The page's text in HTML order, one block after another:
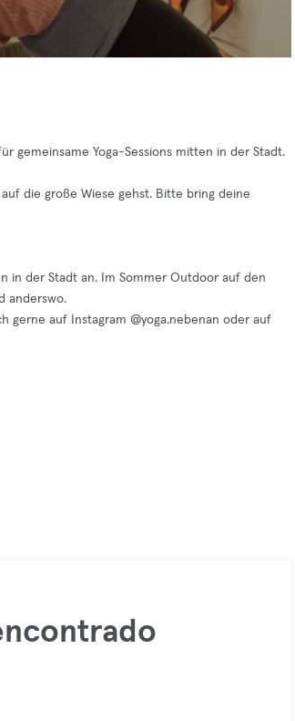
gemeinsame Yoga-Sessions mitten in der Stadt.
die große Wiese gehst. Bitte bring deine
in der Stadt an. Im Sommer Outdoor auf den
anderswo.
gerne auf Instagram @yoga.nebenan oder auf